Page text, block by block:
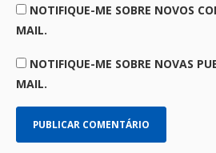
NOTIFIQUE-ME SOBRE NOVOS
MAIL.
NOTIFIQUE-ME SOBRE NOVAS
MAIL.